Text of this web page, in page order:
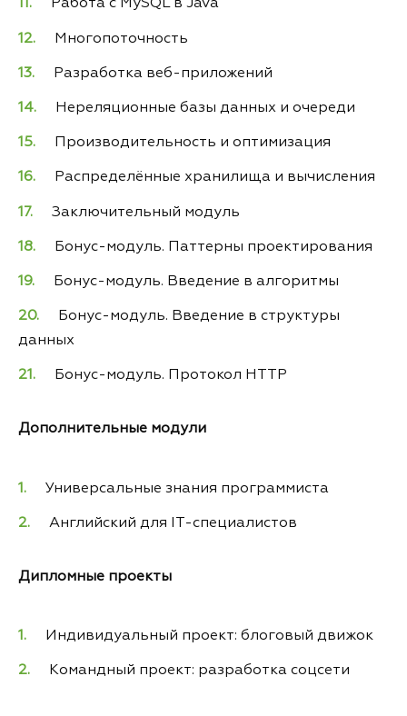
Работа с MySQL в Java
Многопоточность
Разработка веб-приложений
Нереляционные базы данных и очереди
Производительность и оптимизация
Распределённые хранилища и вычисления
Заключительный модуль
Бонус-модуль. Паттерны проектирования
Бонус-модуль. Введение в алгоритмы
Бонус-модуль. Введение в структуры
данных
Бонус-модуль. Протокол HTTP
Дополнительные модули
Универсальные знания программиста
Английский для IT-специалистов
Дипломные проекты
Индивидуальный проект: блоговый движок
Командный проект: разработка соцсети